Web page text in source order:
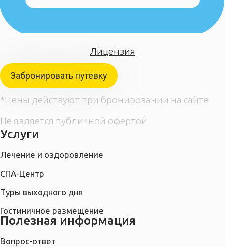
Лицензия
Забронировать путевку
*Цены действуют при бронировании на сайте
Не является публичной офертой
Услуги
Лечение и оздоровление
СПА-Центр
Туры выходного дня
Гостиничное размещение
Полезная информация
Вопрос-ответ